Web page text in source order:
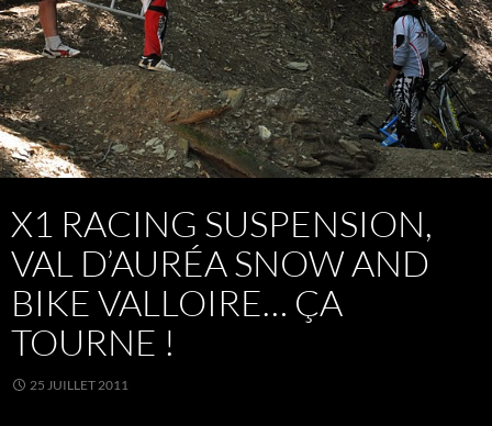
X1 RACING SUSPENSION,
VAL D’AURÉA SNOW AND
BIKE VALLOIRE… ÇA
TOURNE !
25 JUILLET 2011